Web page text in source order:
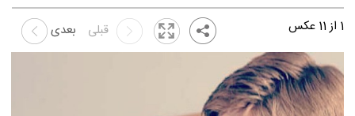
1 از11 عکس بعدی قبلی